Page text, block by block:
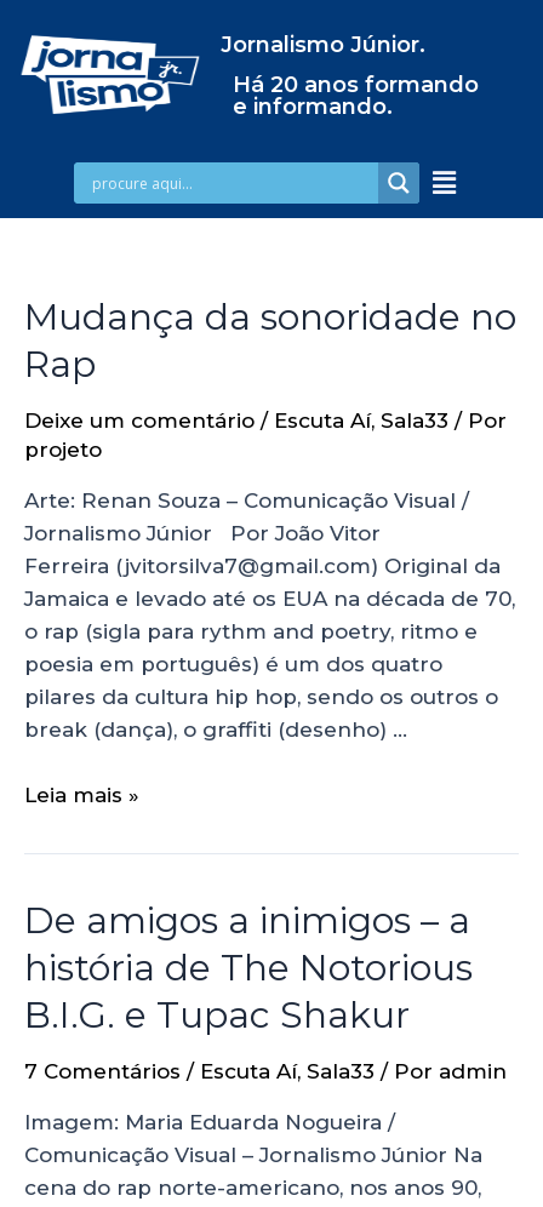
Jornalismo Júnior.
Há 20 anos formando
e informando.
Mudança da sonoridade no
Rap
Deixe um comentário / Escuta Aí, Sala33 / Por
projeto
Arte: Renan Souza – Comunicação Visual /
Jornalismo Júnior Por João Vitor
Ferreira (jvitorsilva7@gmail.com) Original da
Jamaica e levado até os EUA na década de 70,
o rap (sigla para rythm and poetry, ritmo e
poesia em português) é um dos quatro
pilares da cultura hip hop, sendo os outros o
break (dança), o graffiti (desenho) …
Leia mais »
De amigos a inimigos – a
história de The Notorious
B.I.G. e Tupac Shakur
7 Comentários / Escuta Aí, Sala33 / Por admin
Imagem: Maria Eduarda Nogueira /
Comunicação Visual – Jornalismo Júnior Na
cena do rap norte-americano, nos anos 90,